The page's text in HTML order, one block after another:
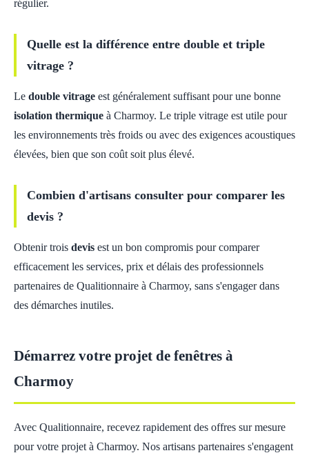
régulier.
Quelle est la différence entre double et triple
vitrage ?
Le double vitrage est généralement suffisant pour une bonne
isolation thermique à Charmoy. Le triple vitrage est utile pour
les environnements très froids ou avec des exigences acoustiques
élevées, bien que son coût soit plus élevé.
Combien d'artisans consulter pour comparer les
devis ?
Obtenir trois devis est un bon compromis pour comparer
efficacement les services, prix et délais des professionnels
partenaires de Qualitionnaire à Charmoy, sans s'engager dans
des démarches inutiles.
Démarrez votre projet de fenêtres à
Charmoy
Avec Qualitionnaire, recevez rapidement des offres sur mesure
pour votre projet à Charmoy. Nos artisans partenaires s'engagent